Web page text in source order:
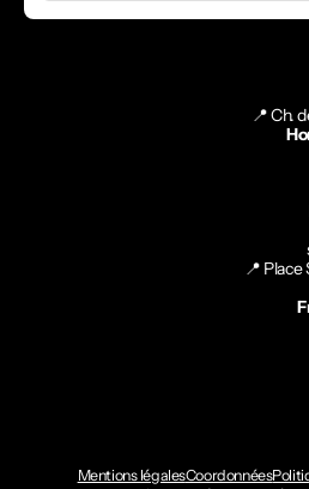
📍 Ch.
📍 Place
Mentions légalesCoordonnées